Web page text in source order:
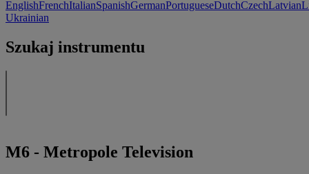
EnglishFrenchItalianSpanishGermanPortugueseDutchCzechLatvian
Ukrainian
Szukaj instrumentu
M6 - Metropole Television